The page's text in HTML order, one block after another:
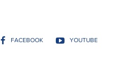
FACEBOOK YOUTUBE